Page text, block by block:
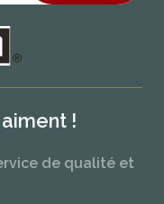
!
de qualité et